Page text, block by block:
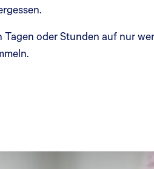
oder Stunden auf nur